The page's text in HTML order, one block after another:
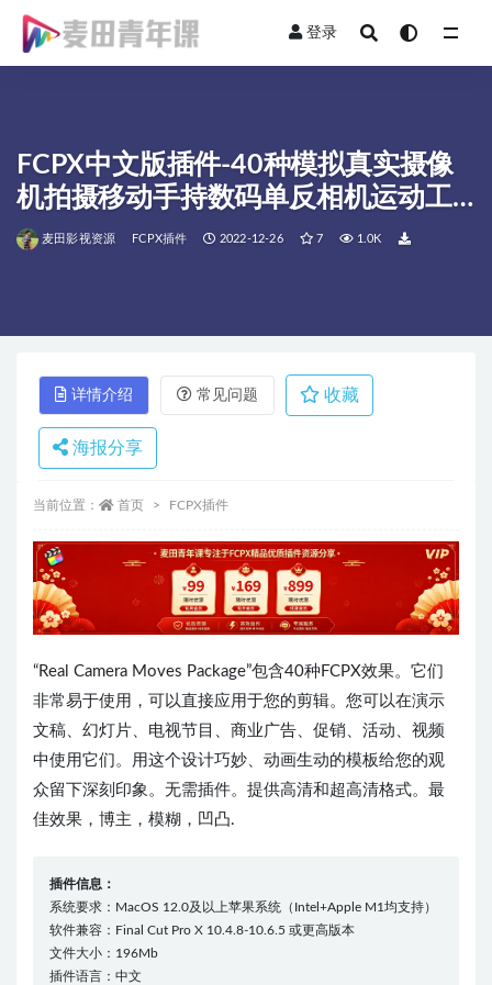
登录
FCPX中文版插件-40种模拟真实摄像
机拍摄移动手持数码单反相机运动工
具包麦田影视资源 FCPX插件 2022-12-26 7 1.0K
详情介绍 常见问题 收藏
海报分享
当前位置： 首页 FCPX插件
“Real Camera Moves Package”包含40种FCPX效果。它们
非常易于使用，可以直接应用于您的剪辑。您可以在演示
文稿、幻灯片、电视节目、商业广告、促销、活动、视频
中使用它们。用这个设计巧妙、动画生动的模板给您的观
众留下深刻印象。无需插件。提供高清和超高清格式。最
佳效果，博主，模糊，凹凸.
插件信息：
系统要求：MacOS 12.0及以上苹果系统（Intel+Apple M1均支持）
软件兼容：Final Cut Pro X 10.4.8-10.6.5 或更高版本
文件大小：196Mb
插件语言：中文